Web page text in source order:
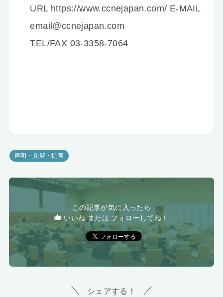
URL https://www.ccnejapan.com/ E-MAIL
email@ccnejapan.com
TEL/FAX 03-3358-7064
声明・見解・提言
この記事が気に入ったら
いいね または フォローしてね！
シェアする！